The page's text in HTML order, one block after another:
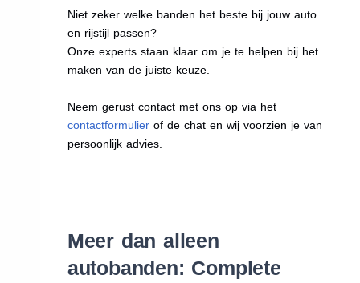
Niet zeker welke banden het beste bij jouw auto
en rijstijl passen?
Onze experts staan klaar om je te helpen bij het
maken van de juiste keuze.
Neem gerust contact met ons op via het
contactformulierof de chat en wij voorzien je van
persoonlijk advies.
Meer dan alleen
autobanden: Complete